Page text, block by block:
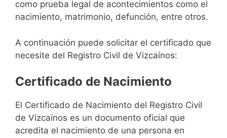
como prueba legal de acontecimientos como el
nacimiento, matrimonio, defunción, entre otros.
A continuación puede solicitar el certificado que
necesite del Registro Civil de Vizcaínos:
Certificado de Nacimiento
El Certificado de Nacimiento del Registro Civil
de Vizcaínos es un documento oficial que
acredita el nacimiento de una persona en